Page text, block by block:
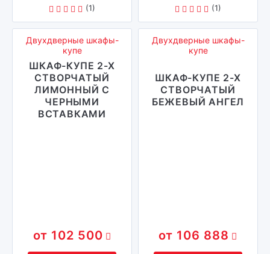
(1) (1)
Двухдверные шкафы-
купе
ШКАФ-КУПЕ 2-Х
СТВОРЧАТЫЙ
ЛИМОННЫЙ С
ЧЕРНЫМИ
ВСТАВКАМИ
102 500
Двухдверные шкафы-
купе
ШКАФ-КУПЕ 2-Х
СТВОРЧАТЫЙ
БЕЖЕВЫЙ АНГЕЛ
106 888